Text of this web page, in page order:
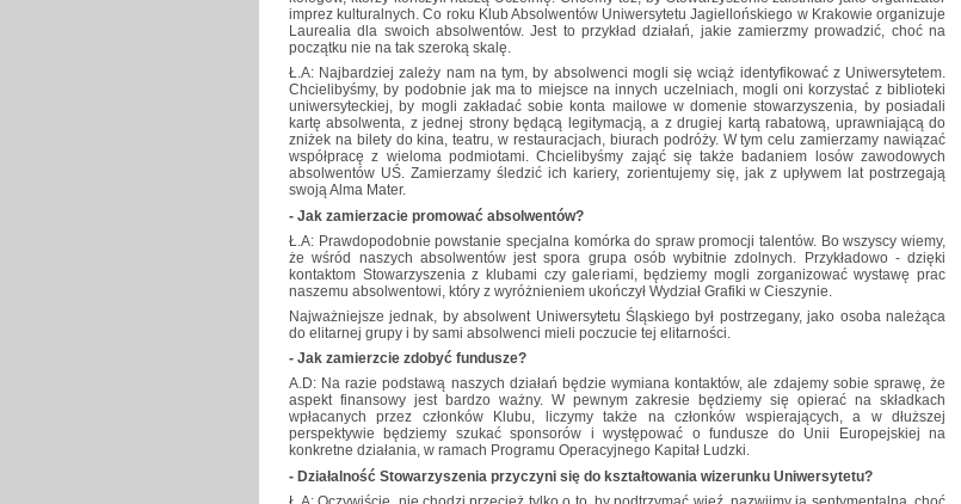
imprez kulturalnych. Co roku Klub Absolwentów Uniwersytetu Jagiellońskiego w Krakowie organizuje
Laurealia dla swoich absolwentów. Jest to przykład działań, jakie zamierzmy prowadzić, choć na
początku nie na tak szeroką skalę.
Ł.A: Najbardziej zależy nam na tym, by absolwenci mogli się wciąż identyfikować z Uniwersytetem.
Chcielibyśmy, by podobnie jak ma to miejsce na innych uczelniach, mogli oni korzystać z biblioteki
uniwersyteckiej, by mogli zakładać sobie konta mailowe w domenie stowarzyszenia, by posiadali
kartę absolwenta, z jednej strony będącą legitymacją, a z drugiej kartą rabatową, uprawniającą do
zniżek na bilety do kina, teatru, w restauracjach, biurach podróży. W tym celu zamierzamy nawiązać
współpracę z wieloma podmiotami. Chcielibyśmy zająć się także badaniem losów zawodowych
absolwentów UŚ. Zamierzamy śledzić ich kariery, zorientujemy się, jak z upływem lat postrzegają
swoją Alma Mater.
- Jak zamierzacie promować absolwentów?
Ł.A: Prawdopodobnie powstanie specjalna komórka do spraw promocji talentów. Bo wszyscy wiemy,
że wśród naszych absolwentów jest spora grupa osób wybitnie zdolnych. Przykładowo - dzięki
kontaktom Stowarzyszenia z klubami czy galeriami, będziemy mogli zorganizować wystawę prac
naszemu absolwentowi, który z wyróżnieniem ukończył Wydział Grafiki w Cieszynie.
Najważniejsze jednak, by absolwent Uniwersytetu Śląskiego był postrzegany, jako osoba należąca
do elitarnej grupy i by sami absolwenci mieli poczucie tej elitarności.
- Jak zamierzcie zdobyć fundusze?
A.D: Na razie podstawą naszych działań będzie wymiana kontaktów, ale zdajemy sobie sprawę, że
aspekt finansowy jest bardzo ważny. W pewnym zakresie będziemy się opierać na składkach
wpłacanych przez członków Klubu, liczymy także na członków wspierających, a w dłuższej
perspektywie będziemy szukać sponsorów i występować o fundusze do Unii Europejskiej na
konkretne działania, w ramach Programu Operacyjnego Kapitał Ludzki.
- Działalność Stowarzyszenia przyczyni się do kształtowania wizerunku Uniwersytetu?